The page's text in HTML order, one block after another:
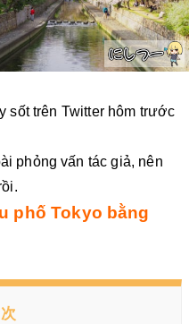
sốt trên Twitter hôm trước
phỏng vấn tác giả, nên
phố Tokyo bằng